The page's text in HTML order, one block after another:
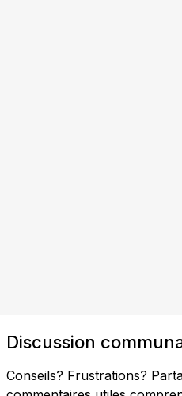
Discussion
Conseils? Frustrations?